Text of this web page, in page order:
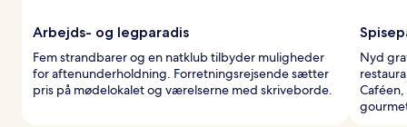
Arbejds- og legparadis
Fem strandbarer og en natklub tilbyder muligheder
for aftenunderholdning. Forretningsrejsende sætter
pris på mødelokalet og værelserne med skriveborde.
Nyd